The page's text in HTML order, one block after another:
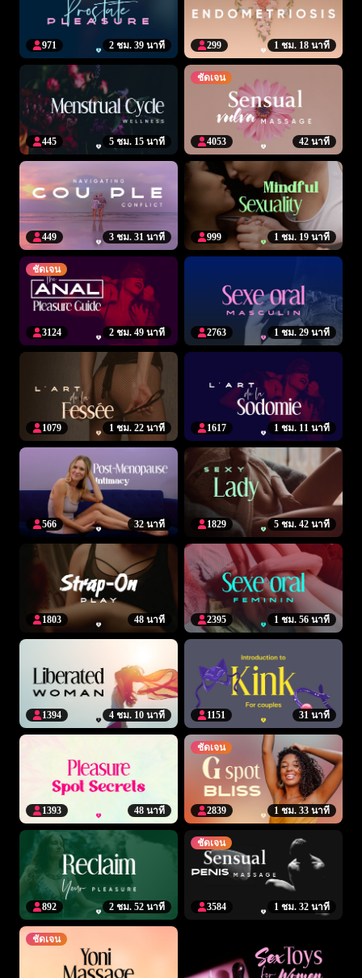
2 ชม. 39 นาที
971 1 ชม. 18 นาที
299
5 ชม. 15 นาที
445
ชัดเจน
42 นาที
4053
3 ชม. 31 นาที
449 1 ชม. 19 นาที
999
ชัดเจน
2 ชม. 49 นาที
3124 1 ชม. 29 นาที
2763
1 ชม. 22 นาที
1079 1 ชม. 11 นาที
1617
32 นาที
566 5 ชม. 42 นาที
1829
48 นาที
1803 1 ชม. 56 นาที
2395
4 ชม. 10 นาที
1394 31 นาที
1151
48 นาที
1393
ชัดเจน
1 ชม. 33 นาที
2839
2 ชม. 52 นาที
892
ชัดเจน
1 ชม. 32 นาที
3584
ชัดเจน